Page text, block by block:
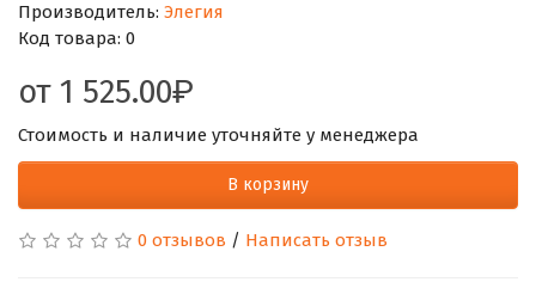
Производитель: Элегия
Код товара: 0
от 1 525.00
Стоимость и наличие уточняйте у менеджера
В корзину
0 отзывов / Написать отзыв